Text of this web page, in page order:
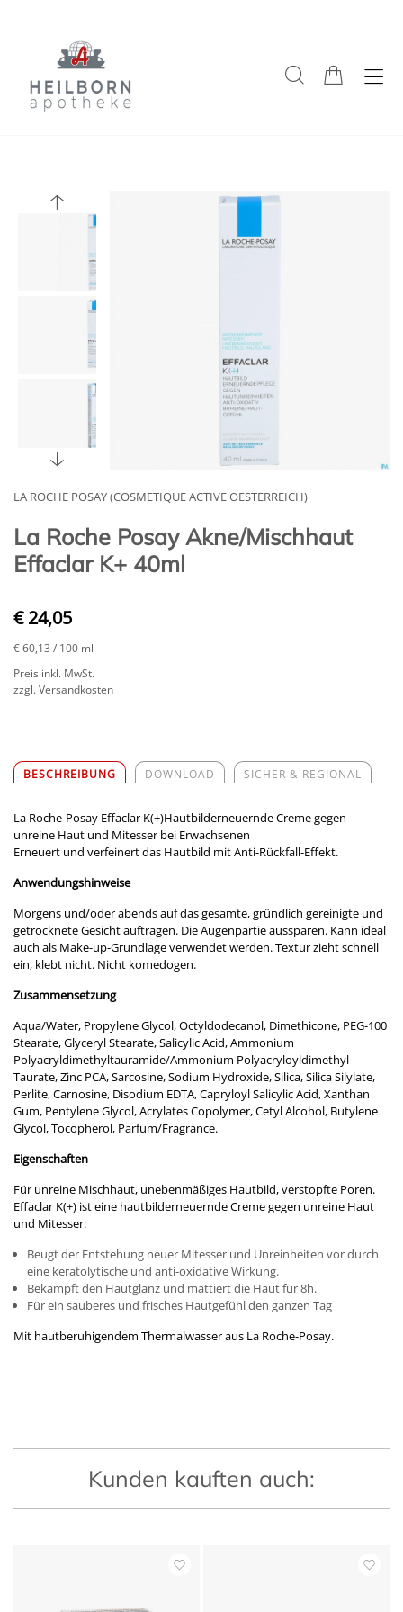
LA ROCHE POSAY (COSMETIQUE ACTIVE OESTERREICH)
La Roche Posay Akne/Mischhaut
Effaclar K+ 40ml
€ 24,05
€ 60,13 / 100 ml
Preis inkl. MwSt.
zzgl. Versandkosten
BESCHREIBUNG DOWNLOAD SICHER & REGIONAL
La Roche-Posay Effaclar K(+)Hautbilderneuernde Creme gegen
unreine Haut und Mitesser bei Erwachsenen
Erneuert und verfeinert das Hautbild mit Anti-Rückfall-Effekt.
Anwendungshinweise
Morgens und/oder abends auf das gesamte, gründlich gereinigte und
getrocknete Gesicht auftragen. Die Augenpartie aussparen. Kann ideal
auch als Make-up-Grundlage verwendet werden. Textur zieht schnell
ein, klebt nicht. Nicht komedogen.
Zusammensetzung
Aqua/Water, Propylene Glycol, Octyldodecanol, Dimethicone, PEG-100
Stearate, Glyceryl Stearate, Salicylic Acid, Ammonium
Polyacryldimethyltauramide/Ammonium Polyacryloyldimethyl
Taurate, Zinc PCA, Sarcosine, Sodium Hydroxide, Silica, Silica Silylate,
Perlite, Carnosine, Disodium EDTA, Capryloyl Salicylic Acid, Xanthan
Gum, Pentylene Glycol, Acrylates Copolymer, Cetyl Alcohol, Butylene
Glycol, Tocopherol, Parfum/Fragrance.
Eigenschaften
Für unreine Mischhaut, unebenmäßiges Hautbild, verstopfte Poren.
Effaclar K(+) ist eine hautbilderneuernde Creme gegen unreine Haut
und Mitesser:
Beugt der Entstehung neuer Mitesser und Unreinheiten vor durch
eine keratolytische und anti-oxidative Wirkung.
Bekämpft den Hautglanz und mattiert die Haut für 8h.
Für ein sauberes und frisches Hautgefühl den ganzen Tag
Mit hautberuhigendem Thermalwasser aus La Roche-Posay.
Kunden kauften auch: